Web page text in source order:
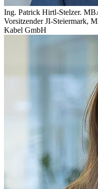
Ing. Patrick Hirtl-Stelzer.
Vorsitzender JI-Steiermark,
Kabel GmbH